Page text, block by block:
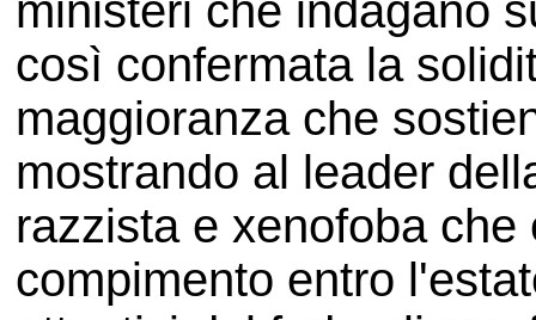
ministeri che indagano
così confermata la
maggioranza che
mostrando al leader
razzista e xenofoba
compimento entro